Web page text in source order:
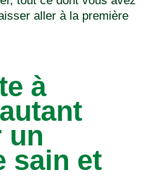
aller à la première
à
un
sain et